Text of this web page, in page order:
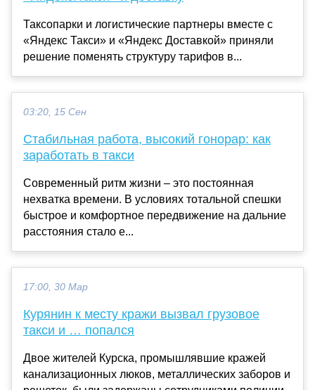
Таксопарки и логистические партнеры вместе с
«Яндекс Такси» и «Яндекс Доставкой» приняли
решение поменять структуру тарифов в...
03:20, 15 Сен
Стабильная работа, высокий гонорар: как
заработать в такси
Современный ритм жизни – это постоянная
нехватка времени. В условиях тотальной спешки
быстрое и комфортное передвижение на дальние
расстояния стало е...
17:00, 30 Мар
Курянин к месту кражи вызвал грузовое
такси и … попался
Двое жителей Курска, промышлявшие кражей
канализационных люков, металлических заборов и